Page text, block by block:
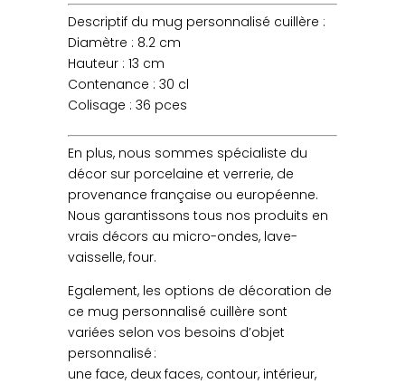
Descriptif du mug personnalisé cuillère :
Diamètre : 8.2 cm
Hauteur : 13 cm
Contenance : 30 cl
Colisage : 36 pces
En plus, nous sommes spécialiste du
décor sur porcelaine et verrerie, de
provenance française ou européenne.
Nous garantissons tous nos produits en
vrais décors au micro-ondes, lave-
vaisselle, four.
Egalement, les options de décoration de
ce mug personnalisé cuillère sont
variées selon vos besoins d’objet
personnalisé :
une face, deux faces, contour, intérieur,